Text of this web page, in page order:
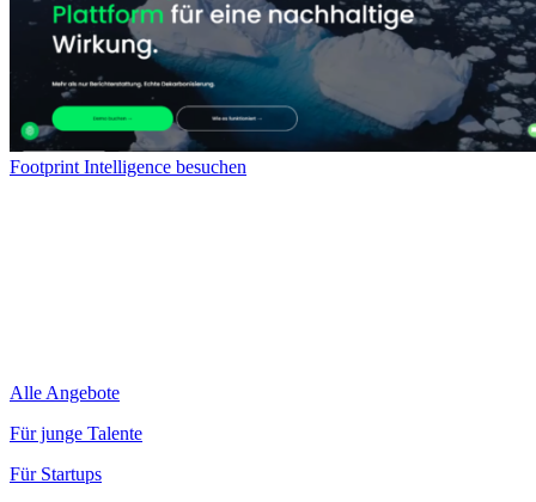
Footprint Intelligence besuchen
Alle Angebote
Für junge Talente
Für Startups